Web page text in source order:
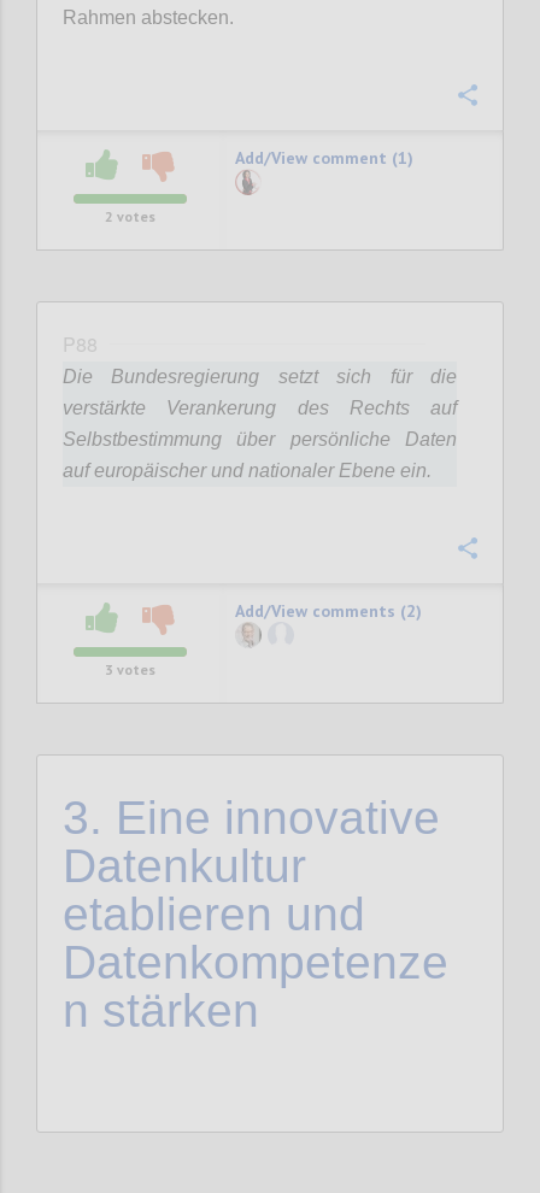
Rahmen abstecken.
2 votes
Add/View comment (1)
P88
Die Bundesregierung setzt sich für die
verstärkte Verankerung des Rechts auf
Selbstbestimmung über persönliche Daten
auf europäischer und nationaler Ebene ein.
3 votes
Add/View comments (2)
3. Eine innovative
Datenkultur
etablieren und
Datenkompetenze
n stärken